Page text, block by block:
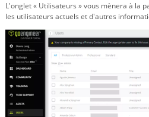
L'onglet « Utilisateurs » vous mènera à la
les utilisateurs actuels et d'autres